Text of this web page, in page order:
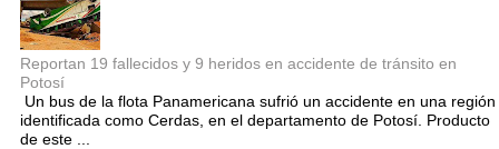
Reportan 19 fallecidos y 9 heridos en accidente de tránsito en
Potosí
Un bus de la flota Panamericana sufrió un accidente en una región
identificada como Cerdas, en el departamento de Potosí. Producto
de este ...